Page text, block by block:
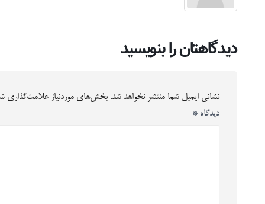
دیدگاهتان را بنویسید
نشانی ایمیل شما منتشر نخواهد شد. بخش‌های موردنیاز علامت‌گذاری
دیدگاه *